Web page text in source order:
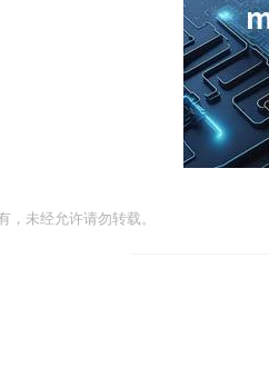
，未经允许请勿转载。